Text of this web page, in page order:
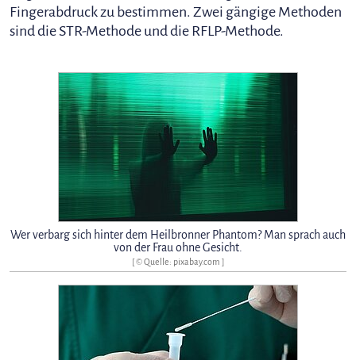
Fingerabdruck zu bestimmen. Zwei gängige Methoden
sind die STR-Methode und die RFLP-Methode.
Wer verbarg sich hinter dem Heilbronner Phantom? Man sprach auch
von der Frau ohne Gesicht.
[ © Quelle: pixabay.com ]